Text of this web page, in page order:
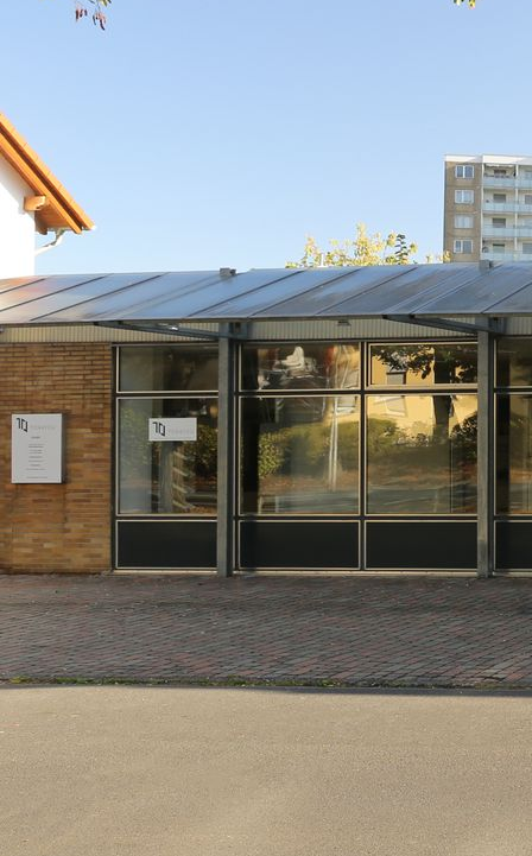
IMG_0976xxx